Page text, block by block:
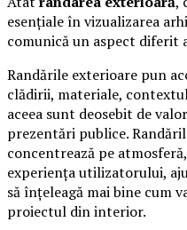
esențiale în vizualizarea
comunică un aspect diferit
Randările exterioare pun
clădirii, materiale,
aceea sunt deosebit de
prezentări publice.
concentrează pe
experiența utilizatorului,
să înțeleagă mai bine cum
proiectul din interior.